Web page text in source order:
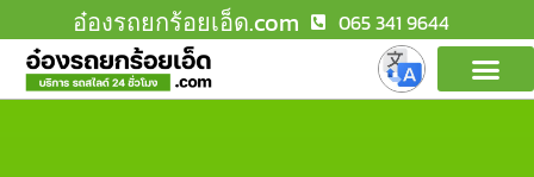
อ๋องรถยกร้อยเอ็ด.com 065 341 9644